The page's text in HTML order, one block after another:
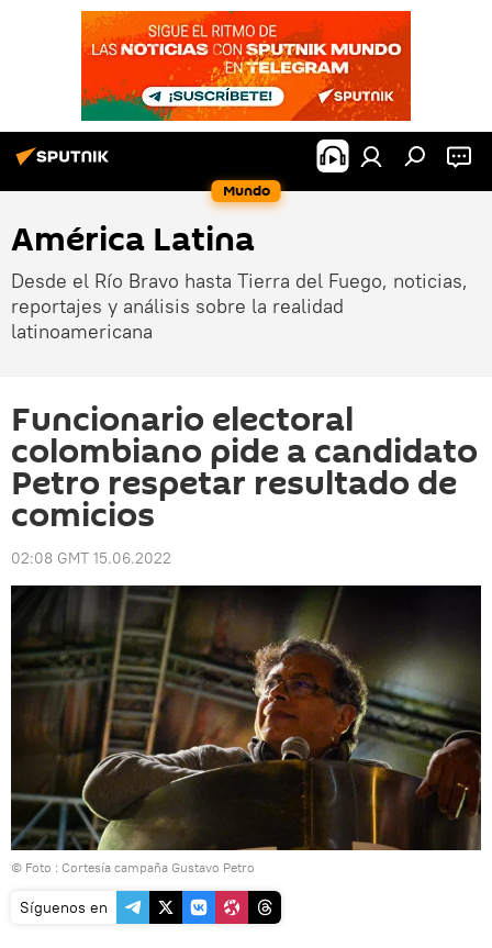
Mundo
América Latina
Desde el Río Bravo hasta Tierra del Fuego, noticias,
reportajes y análisis sobre la realidad
latinoamericana
Funcionario electoral
colombiano pide a candidato
Petro respetar resultado de
comicios
02:08 GMT 15.06.2022
© Foto : Cortesía campaña Gustavo Petro
Síguenos en